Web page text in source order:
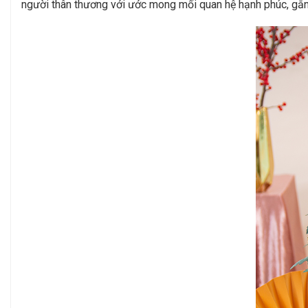
người thân thương với ước mong mối quan hệ hạnh phúc,